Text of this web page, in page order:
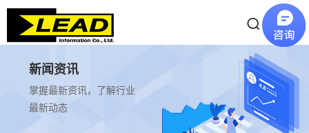
新闻资讯
掌握最新资讯，了解行业
最新动态